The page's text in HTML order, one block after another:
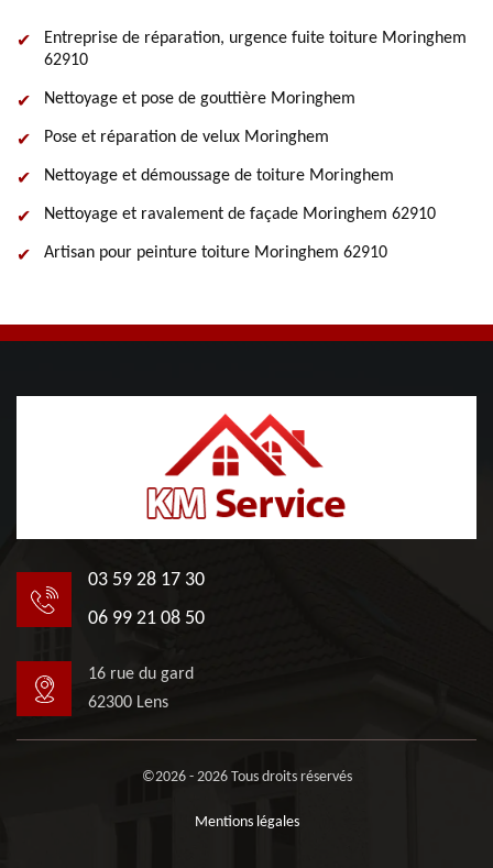
Entreprise de réparation, urgence fuite toiture Moringhem
62910
Nettoyage et pose de gouttière Moringhem
Pose et réparation de velux Moringhem
Nettoyage et démoussage de toiture Moringhem
Nettoyage et ravalement de façade Moringhem 62910
Artisan pour peinture toiture Moringhem 62910
03 59 28 17 30
06 99 21 08 50
16 rue du gard
62300 Lens
©2026 - 2026 Tous droits réservés
Mentions légales